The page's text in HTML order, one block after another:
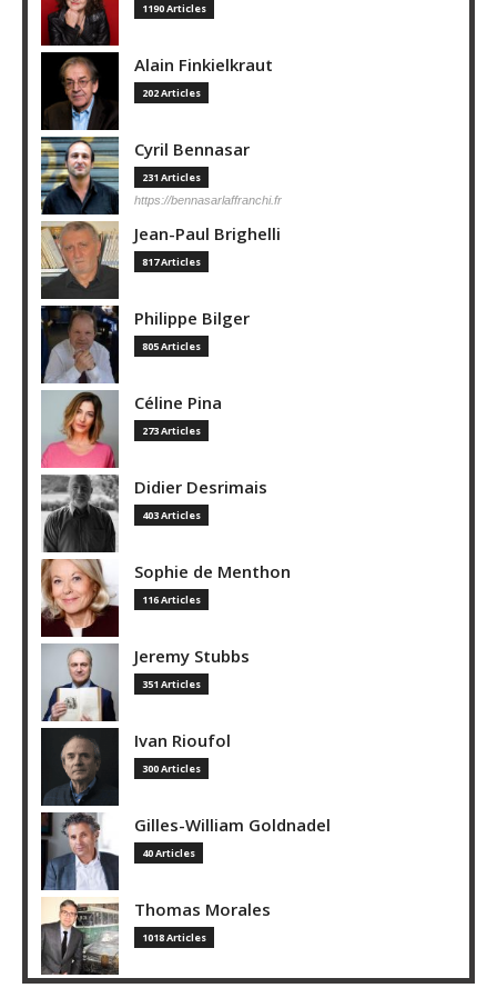
1190 Articles
Alain Finkielkraut
202 Articles
Cyril Bennasar
231 Articles
https://bennasarlaffranchi.fr
Jean-Paul Brighelli
817 Articles
Philippe Bilger
805 Articles
Céline Pina
273 Articles
Didier Desrimais
403 Articles
Sophie de Menthon
116 Articles
Jeremy Stubbs
351 Articles
Ivan Rioufol
300 Articles
Gilles-William Goldnadel
40 Articles
Thomas Morales
1018 Articles